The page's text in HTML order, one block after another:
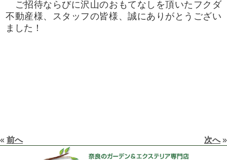
ご招待ならびに沢山のおもてなしを頂いたフクダ
不動産様、スタッフの皆様、誠にありがとうござい
ました！
« 前へ 次へ»